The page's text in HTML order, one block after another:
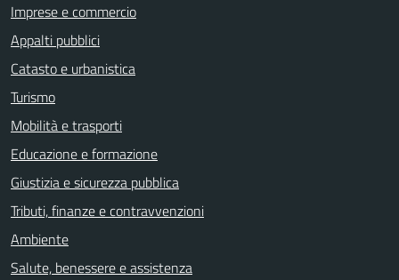
Imprese e commercio
Appalti pubblici
Catasto e urbanistica
Turismo
Mobilità e trasporti
Educazione e formazione
Giustizia e sicurezza pubblica
Tributi, finanze e contravvenzioni
Ambiente
Salute, benessere e assistenza